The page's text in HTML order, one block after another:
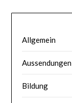
Allgemein
Aussendungen
Bildung